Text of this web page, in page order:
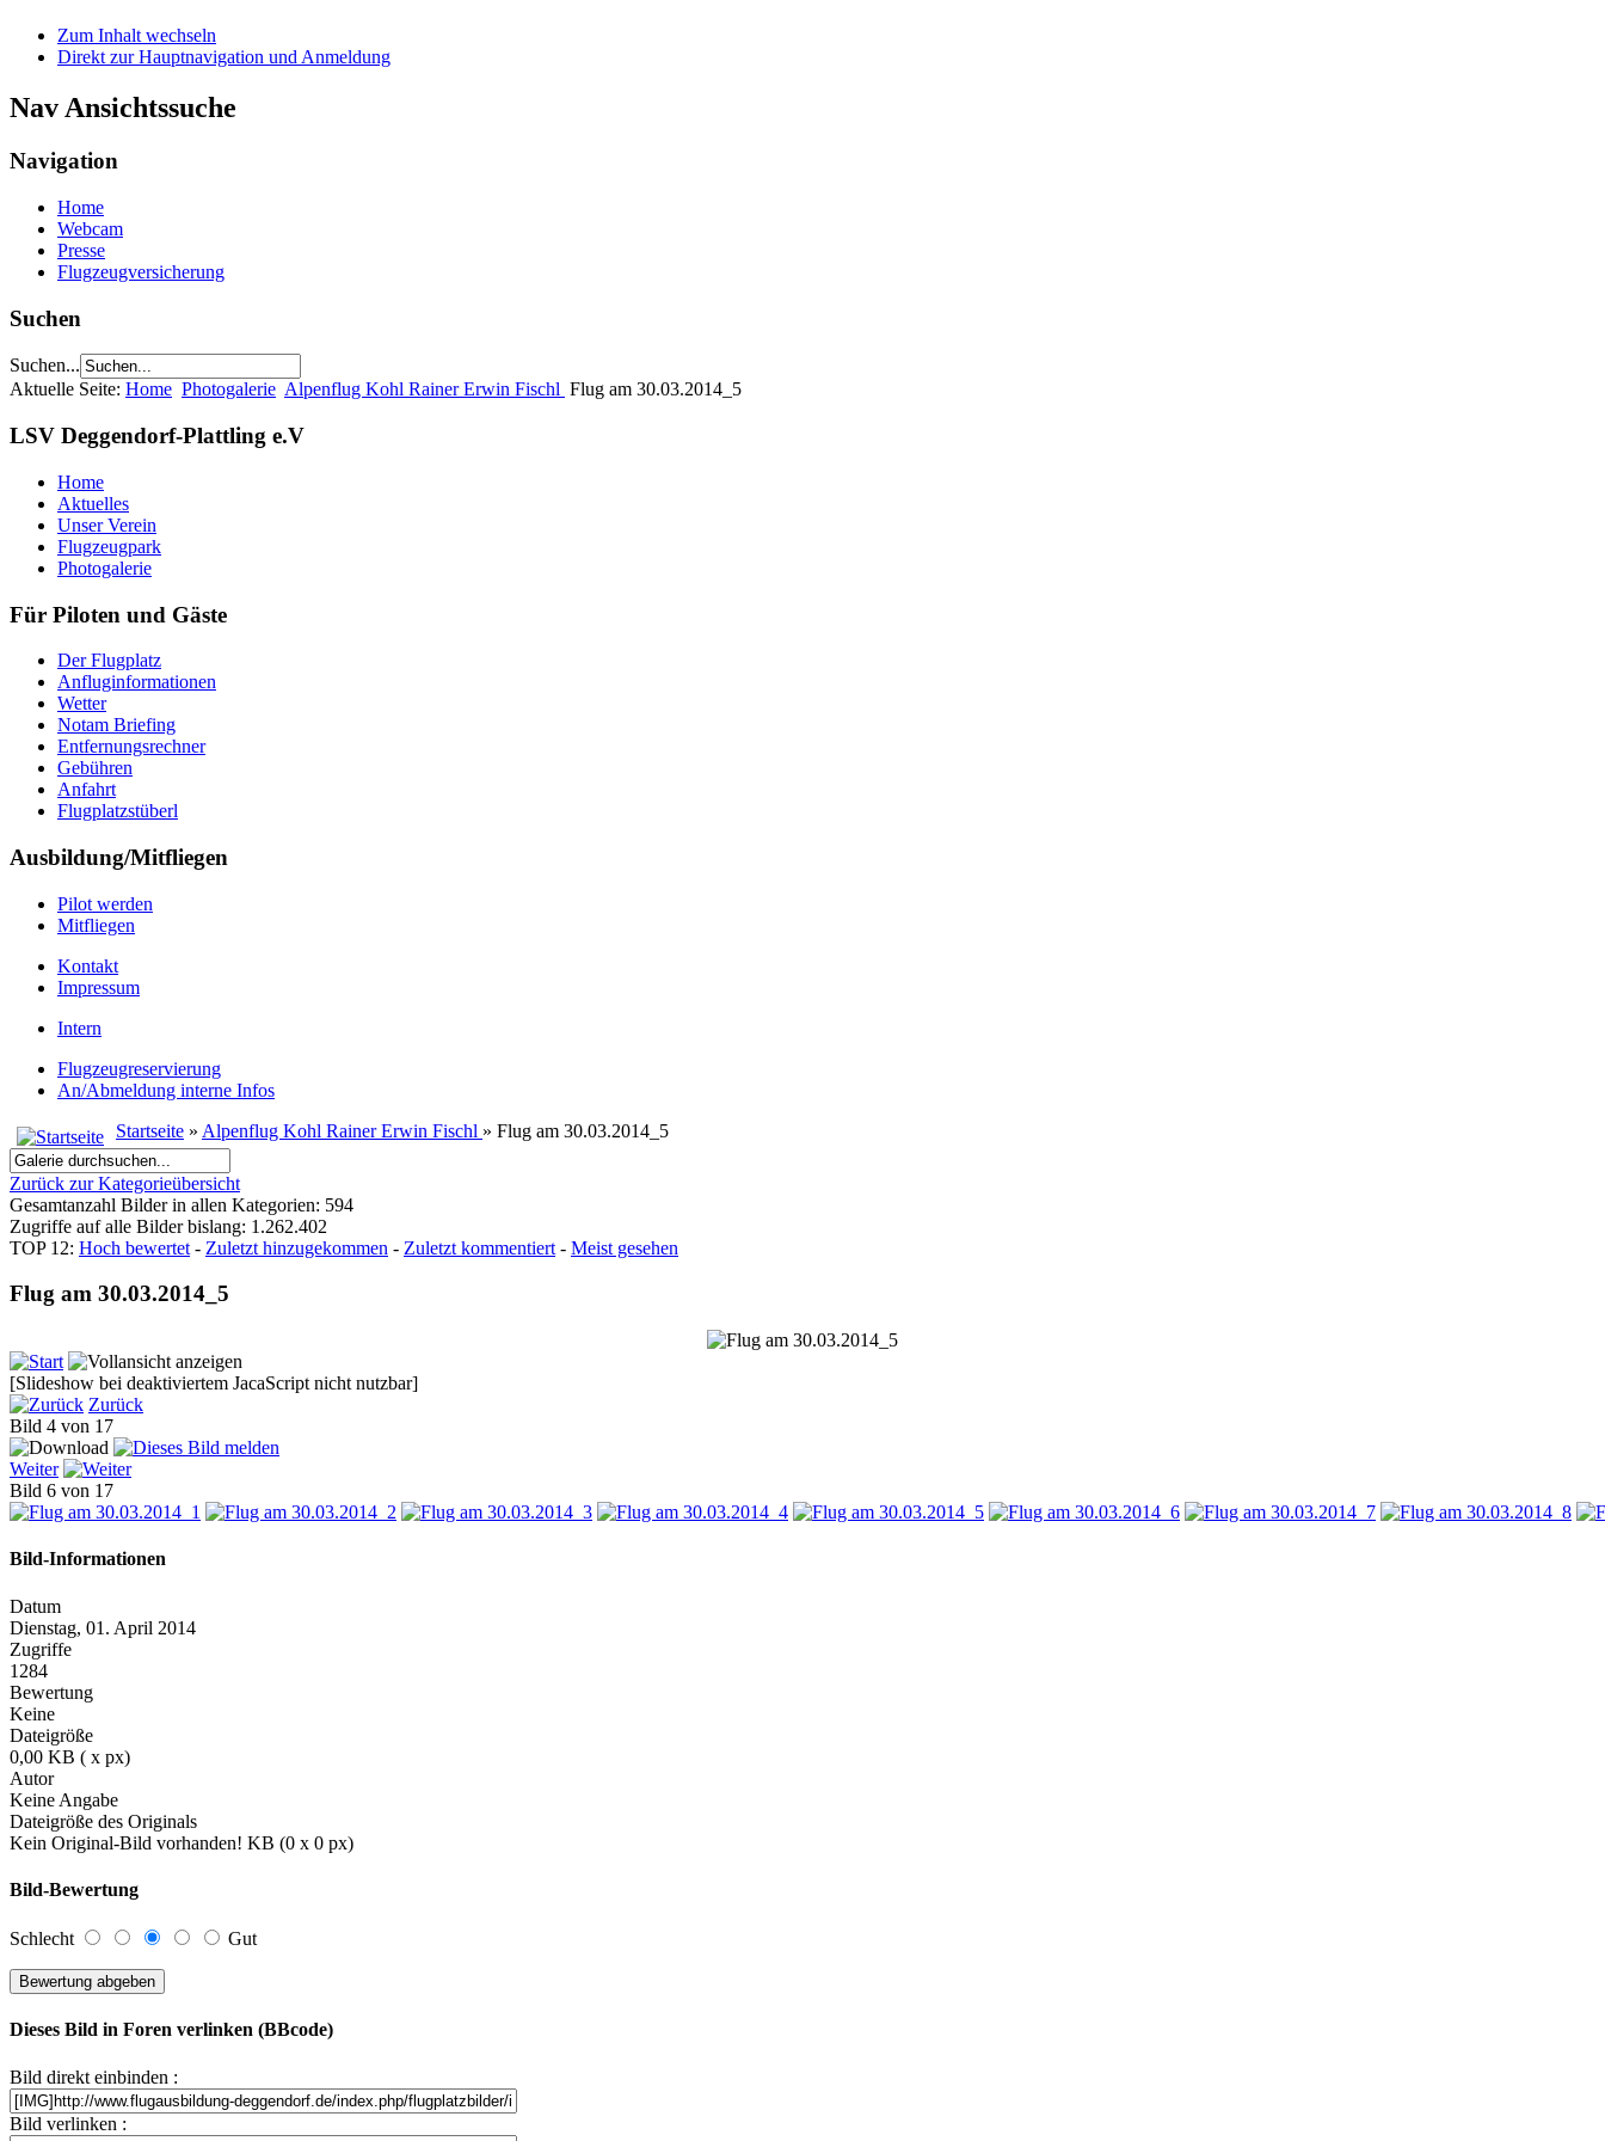
Zum Inhalt wechseln
Direkt zur Hauptnavigation und Anmeldung
Nav Ansichtssuche
Navigation
Home
Webcam
Presse
Flugzeugversicherung
Suchen
Suchen...
Aktuelle Seite: Home Photogalerie Alpenflug Kohl Rainer Erwin Fischl Flug am 30.03.2014_5
LSV Deggendorf-Plattling e.V
Home
Aktuelles
Unser Verein
Flugzeugpark
Photogalerie
Für Piloten und Gäste
Der Flugplatz
Anfluginformationen
Wetter
Notam Briefing
Entfernungsrechner
Gebühren
Anfahrt
Flugplatzstüberl
Ausbildung/Mitfliegen
Pilot werden
Mitfliegen
Kontakt
Impressum
Intern
Flugzeugreservierung
An/Abmeldung interne Infos
Startseite » Alpenflug Kohl Rainer Erwin Fischl » Flug am 30.03.2014_5
Zurück zur Kategorieübersicht
Gesamtanzahl Bilder in allen Kategorien: 594
Zugriffe auf alle Bilder bislang: 1.262.402
TOP 12: Hoch bewertet - Zuletzt hinzugekommen - Zuletzt kommentiert - Meist gesehen
Flug am 30.03.2014_5
[Slideshow bei deaktiviertem JacaScript nicht nutzbar]
Zurück
Bild 4 von 17
Weiter
Bild 6 von 17
Bild-Informationen
Datum
Dienstag, 01. April 2014
Zugriffe
1284
Bewertung
Keine
Dateigröße
0,00 KB ( x px)
Autor
Keine Angabe
Dateigröße des Originals
Kein Original-Bild vorhanden! KB (0 x 0 px)
Bild-Bewertung
Schlecht Gut
Dieses Bild in Foren verlinken (BBcode)
Bild direkt einbinden :
Bild verlinken :